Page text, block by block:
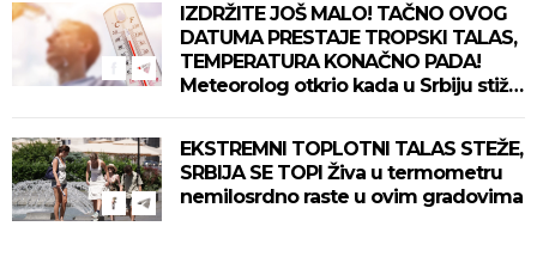
IZDRŽITE JOŠ MALO! TAČNO OVOG
DATUMA PRESTAJE TROPSKI TALAS,
TEMPERATURA KONAČNO PADA!
Meteorolog otkrio kada u Srbiju stiže
EKSTREMNI TOPLOTNI TALAS STEŽE,
SRBIJA SE TOPI Živa u termometru
nemilosrdno raste u ovim gradovima